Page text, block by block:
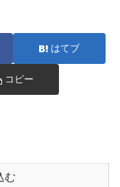
はてブ
コピー
む